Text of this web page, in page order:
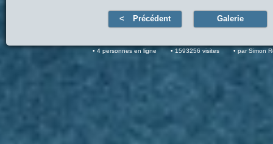
Précédent Galerie
4 personnes en ligne 1593256 visites par Simon